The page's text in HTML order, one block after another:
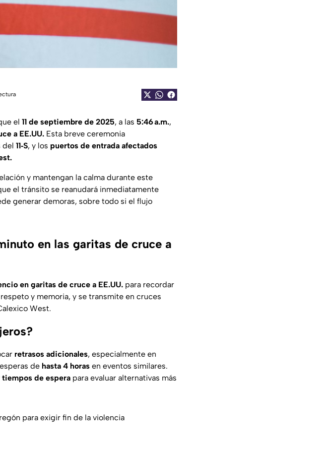
el 11 de septiembre de 2025, a las 5:46 a.m.,
a EE.UU. Esta breve ceremonia
del 11‑S, y los puertos de entrada afectados
y mantengan la calma durante este
el tránsito se reanudará inmediatamente
generar demoras, sobre todo si el flujo
en las garitas de cruce a
en garitas de cruce a EE.UU. para recordar
y memoria, y se transmite en cruces
West.
retrasos adicionales, especialmente en
de hasta 4 horas en eventos similares.
tiempos de espera para evaluar alternativas más
para exigir fin de la violencia